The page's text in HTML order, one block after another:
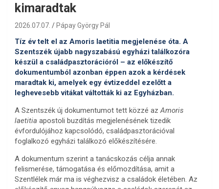
kimaradtak
2026.07.07. Pápay György Pál
Tíz év telt el az Amoris laetitia megjelenése óta. A
Szentszék újabb nagyszabású egyházi találkozóra
készül a családpasztorációról – az előkészítő
dokumentumból azonban éppen azok a kérdések
maradtak ki, amelyek egy évtizeddel ezelőtt a
leghevesebb vitákat váltották ki az Egyházban.
A Szentszék új dokumentumot tett közzé azAmoris
laetitia apostoli buzdítás megjelenésének tizedik
évfordulójához kapcsolódó, családpasztorációval
foglalkozó egyházi találkozó előkészítésére.
A dokumentum szerint a tanácskozás célja annak
felismerése, támogatása és előmozdítása, amit a
Szentlélek már ma is véghezvisz a családok életében. Az